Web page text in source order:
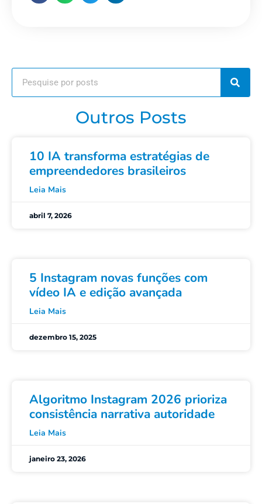
Outros Posts
10 IA transforma estratégias de
empreendedores brasileiros
Leia Mais
abril 7, 2026
5 Instagram novas funções com
vídeo IA e edição avançada
Leia Mais
dezembro 15, 2025
Algoritmo Instagram 2026 prioriza
consistência narrativa autoridade
Leia Mais
janeiro 23, 2026